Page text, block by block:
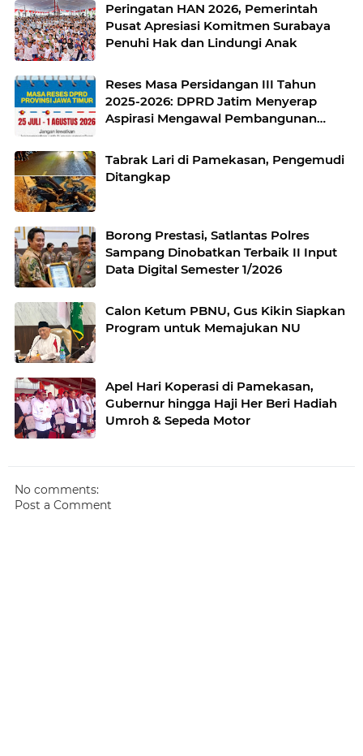
Peringatan HAN 2026, Pemerintah
Pusat Apresiasi Komitmen Surabaya
Penuhi Hak dan Lindungi Anak
Reses Masa Persidangan III Tahun
2025-2026: DPRD Jatim Menyerap
Aspirasi Mengawal Pembangunan
Tabrak Lari di Pamekasan, Pengemudi
Ditangkap
Borong Prestasi, Satlantas Polres
Sampang Dinobatkan Terbaik II Input
Data Digital Semester 1/2026
Calon Ketum PBNU, Gus Kikin Siapkan
Program untuk Memajukan NU
Apel Hari Koperasi di Pamekasan,
Gubernur hingga Haji Her Beri Hadiah
Umroh & Sepeda Motor
No comments:
Post a Comment